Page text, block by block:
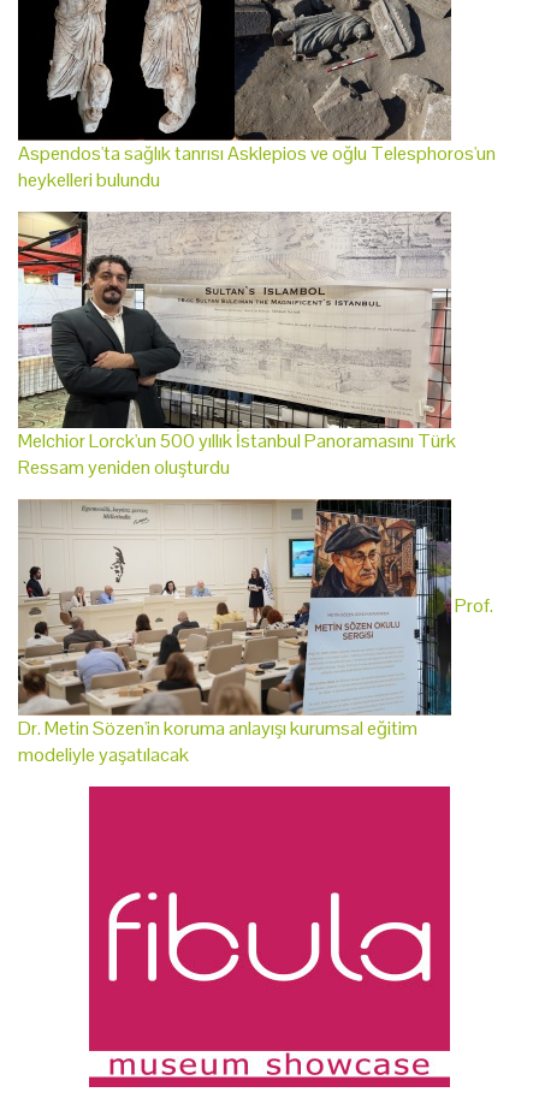
Aspendos'ta sağlık tanrısı Asklepios ve oğlu Telesphoros'un
heykelleri bulundu
Melchior Lorck'un 500 yıllık İstanbul Panoramasını Türk
Ressam yeniden oluşturdu
Prof.
Dr. Metin Sözen'in koruma anlayışı kurumsal eğitim
modeliyle yaşatılacak